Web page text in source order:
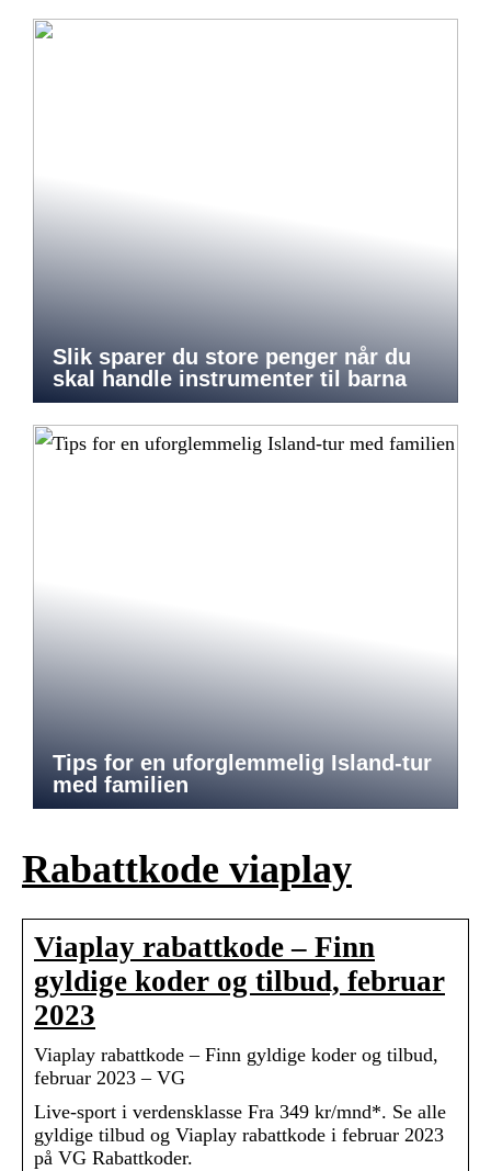
Slik sparer du store penger når du
skal handle instrumenter til barna
Tips for en uforglemmelig Island-tur
med familien
Rabattkode viaplay
Viaplay rabattkode – Finn
gyldige koder og tilbud, februar
2023
Viaplay rabattkode – Finn gyldige koder og tilbud,
februar 2023 – VG
Live-sport i verdensklasse Fra 349 kr/mnd*. Se alle
gyldige tilbud og Viaplay rabattkode i februar 2023
på VG Rabattkoder.